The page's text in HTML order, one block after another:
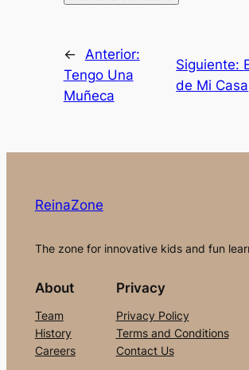
←
Anterior:
Tengo Una
Muñeca
Siguiente:
de Mi Casa
ReinaZone
The zone for innovative kids and fun
About
Team
History
Careers
Privacy
Privacy Policy
Terms and Conditions
Contact Us